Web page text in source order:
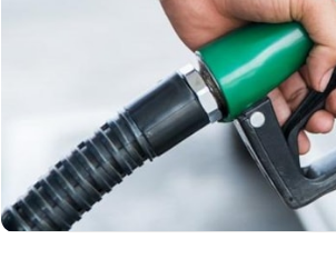
uzatıldı.
yapılan